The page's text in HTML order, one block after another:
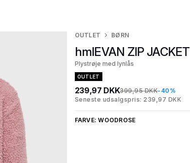
OUTLET BØRN
hmlEVAN ZIP JACKET
Plystrøje med lynlås
OUTLET
239,97 DKK399,95 DKK-40%
Seneste udsalgspris: 239,97 DKK
FARVE:WOODROSE